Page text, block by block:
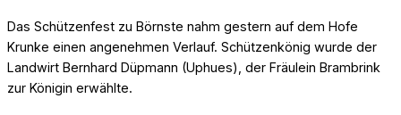
Das Schützenfest zu Börnste nahm gestern auf dem Hofe
Krunke einen angenehmen Verlauf. Schützenkönig wurde der
Landwirt Bernhard Düpmann (Uphues), der Fräulein Brambrink
zur Königin erwählte.